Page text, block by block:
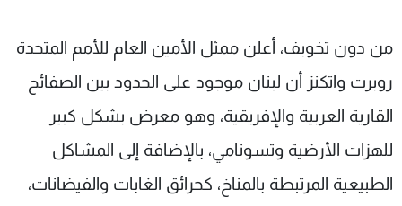
من دون تخويف، أعلن ممثل الأمين العام للأمم المتحدة
روبرت واتكنز أن لبنان موجود على الحدود بين الصفائح
القارية العربية والإفريقية، وهو معرض بشكل كبير
للهزات الأرضية وتسونامي، بالإضافة إلى المشاكل
الطبيعية المرتبطة بالمناخ، كحرائق الغابات والفيضانات،